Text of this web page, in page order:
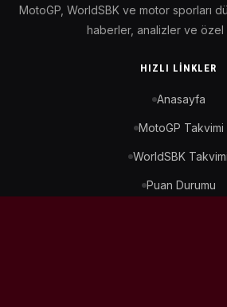
MotoGP, WorldSBK ve motor sporları
haberler, analizler ve özel
HIZLI LINKLER
Anasayfa
MotoGP Takvimi
WorldSBK Takvimi
Puan Durumu